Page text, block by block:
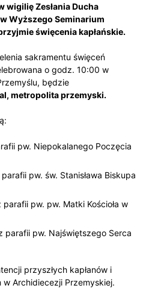
wigilię Zesłania Ducha
Wyższego Seminarium
święcenia kapłańskie.
sakramentu święceń
o godz. 10:00 w
będzie
metropolita przemyski.
pw. Niepokalanego Poczęcia
parafii pw. św. Stanisława Biskupa
parafii pw. pw. Matki Kościoła w
parafii pw. Najświętszego Serca
przyszłych kapłanów i
w Archidiecezji Przemyskiej.